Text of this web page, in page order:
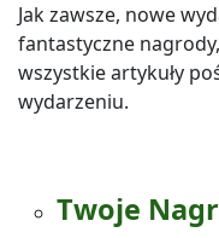
Jak zawsze, nowe
fantastyczne
wszystkie artykuły
wydarzeniu.
Twoje